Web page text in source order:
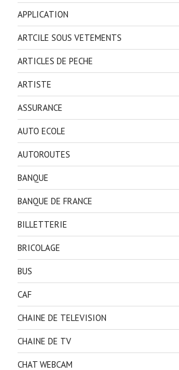
APPLICATION
ARTCILE SOUS VETEMENTS
ARTICLES DE PECHE
ARTISTE
ASSURANCE
AUTO ECOLE
AUTOROUTES
BANQUE
BANQUE DE FRANCE
BILLETTERIE
BRICOLAGE
BUS
CAF
CHAINE DE TELEVISION
CHAINE DE TV
CHAT WEBCAM